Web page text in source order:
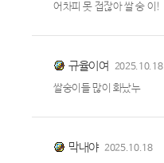
어차피 못 접잖아 쌀 숭 이!
규율이여 2025.10.18
쌀숭이들 많이 화났누
막내야 2025.10.18